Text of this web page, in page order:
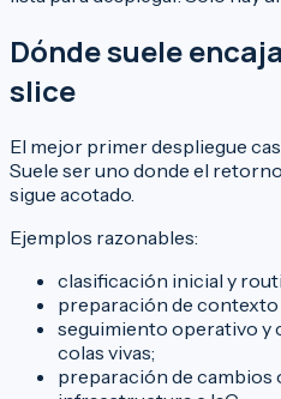
Dónde suele
slice
El mejor primer despliegue
Suele ser uno donde el
sigue acotado.
Ejemplos razonables:
clasificación inicial y
preparación de
seguimiento operativo
colas vivas;
preparación de cambios